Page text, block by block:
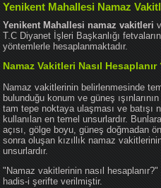
Yenikent Mahallesi Namaz
Yenikent Mahallesi namaz vakitleri
T.C Diyanet İşleri Başkanlığı
yöntemlerle hesaplanmaktadır.
Namaz Vakitleri Nasıl Hesaplanır
Namaz vakitlerinin belirlenmesinde
bulunduğu konum ve güneş
tam tepe noktaya ulaşması ve batışı
kullanılan en temel unsurlardır.
açısı, gölge boyu, güneş doğmadan
sonra oluşan kızıllık namaz
unsurlardır.
"Namaz vakitlerinin nasıl
hadis-i şerifte verilmiştir.